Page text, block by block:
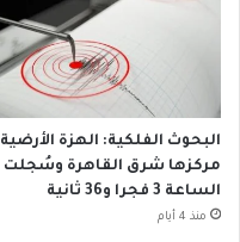
البحوث الفلكية: الهزة الأرضية
مركزها شرق القاهرة وسُجلت
الساعة 3 فجرا و36 ثانية
منذ 4 أيام